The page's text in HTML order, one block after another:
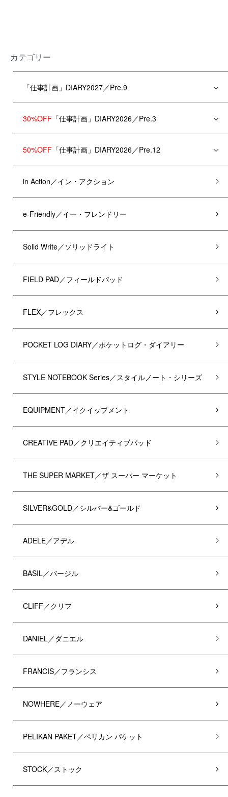
カテゴリー
「仕事計画」DIARY2027／Pre.9
30%OFF 「仕事計画」DIARY2026／Pre.3
50%OFF 「仕事計画」DIARY2026／Pre.12
in Action／イン・アクション
e-Friendly／イー・フレンドリー
Solid Write／ソリッドライト
FIELD PAD／フィールドパッド
FLEX／フレックス
POCKET LOG DIARY／ポケットログ・ダイアリー
STYLE NOTEBOOK Series／スタイルノート・シリーズ
EQUIPMENT／イクイップメント
CREATIVE PAD／クリエイティブパッド
THE SUPER MARKET／ザ スーパー マーケット
SILVER&GOLD／シルバー&ゴールド
ADELE／アデル
BASIL／バージル
CLIFF／クリフ
DANIEL／ダニエル
FRANCIS／フランシス
NOWHERE／ノーウェア
PELIKAN PAKET／ペリカン パケット
STOCK／ストック